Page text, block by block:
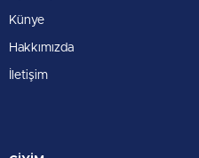
Künye
Hakkımızda
İletişim